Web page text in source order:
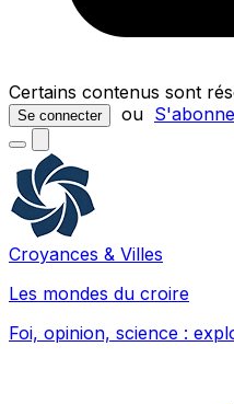
Certains contenus sont
Se connecter ou
Croyances & Villes
Les mondes du croire
Foi, opinion, science :